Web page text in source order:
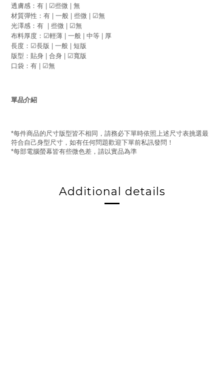
透膚感： 有 | ☑些微 | 無
材質彈性：有 | 一般 | 些微 | ☑無
光澤感：有 | 些微 | ☑無
布料厚度： ☑輕薄 | 一般 | 中等 | 厚
長度： ☑長版 | 一般 | 短版
版型：貼身 | 合身 | ☑寬版
口袋：有 | ☑無
單品介紹
*每件商品的尺寸版型皆不相同，請務必下單時依照上述尺寸表挑選最
符合自己身型尺寸，如有任何問題歡迎下單前私訊發問！
*每部電腦螢幕皆有些微色差，請以實品為準
Additional details